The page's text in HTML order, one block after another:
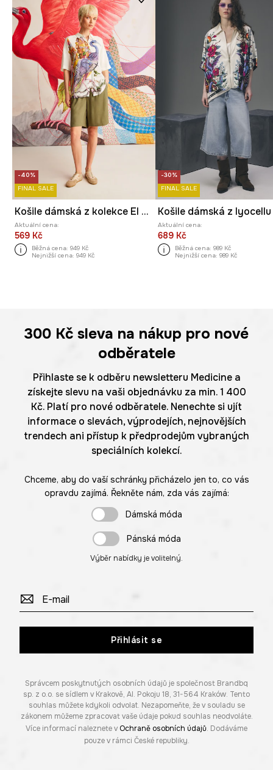
-40%
FINAL SALE
Košile dámská z kolekce El Gato Chimney x Medicine více barev
Aktuální cena:
569 Kč
Běžná cena: 949 Kč
Nejnižší cena: 949 Kč
-30%
FINAL SALE
Aktuální cena:
689 Kč
Běžná cena: 989 Kč
Nejnižší cena: 989 Kč
300 Kč sleva na nákup pro nové
odběratele
Přihlaste se k odběru newsletteru Medicine a
získejte slevu na vaši objednávku za min. 1 400
Kč. Platí pro nové odběratele. Nenechte si ujít
informace o slevách, výprodejích, nejnovějších
trendech ani přístup k předprodejům vybraných
speciálních kolekcí.
Chceme, aby do vaší schránky přicházelo jen to, co vás
opravdu zajímá. Řekněte nám, zda vás zajímá:
Dámská móda
Pánská móda
Výběr nabídky je volitelný.
Přihlásit se
Správcem poskytnutých osobních údajů je společnost Brandbq
sp. z o.o. se sídlem v Krakově, Al. Pokoju 18, 31-564 Kraków. Tento
souhlas můžete kdykoli odvolat. Nezapomeňte, že v souladu se
zákonem můžeme zpracovat vaše údaje pokud souhlas neodvoláte.
Více informací naleznete v Ochraně osobních údajů. Dodáváme
pouze v rámci České republiky.